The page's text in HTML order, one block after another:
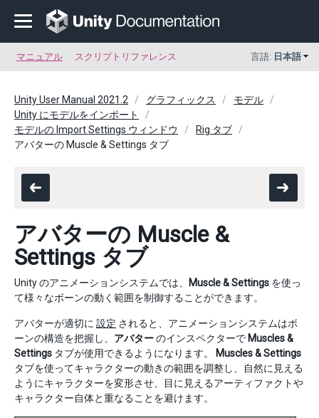
マニュアル スクリプトリファレンス 言語: 日本語
Unity User Manual 2021.2 グラフィックス
モデル
Unity にモデルをインポート
モデルの Import Settings ウィンドウ
Rig タブ
アバターの Muscle & Settings タブ
アバターの Muscle &
Settings タブ
Unity のアニメーションシステムでは、 Muscle & Settings を使っ
て様々なボーンの動く範囲を制御することができます。
アバターが適切に 設定 されると、アニメーションシステムはボ
ーンの構造を把握し、 アバターのインスペクターで Muscles &
Settings タブが使用できるようになります。
Muscles & Settings
タブを使ってキャラクターの動きの範囲を調整し、自然に見える
ようにキャラクターを変形させ、目に見えるアーティファクトや
キャラクター自体と重なることを避けます。